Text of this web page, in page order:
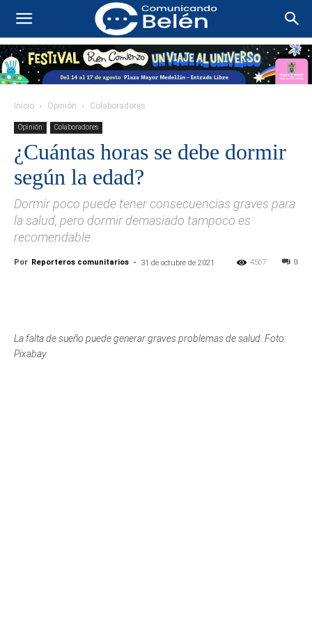
Inicio Opinión Colaboradores
Opinión Colaboradores
¿Cuántas horas se debe dormir
según la edad?
Dormir poco puede tener consecuencias graves para
la salud, pero dormir demasiado tampoco es
recomendable.
Por Reporteros comunitarios - 31 de octubre de 2021 0
4567
La falta de sueño puede generar graves problemas de salud. Foto:
Pixabay.